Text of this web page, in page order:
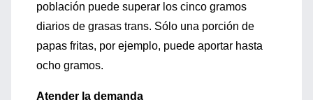
población puede superar los cinco gramos
diarios de grasas trans. Sólo una porción de
papas fritas, por ejemplo, puede aportar hasta
ocho gramos.
Atender la demanda